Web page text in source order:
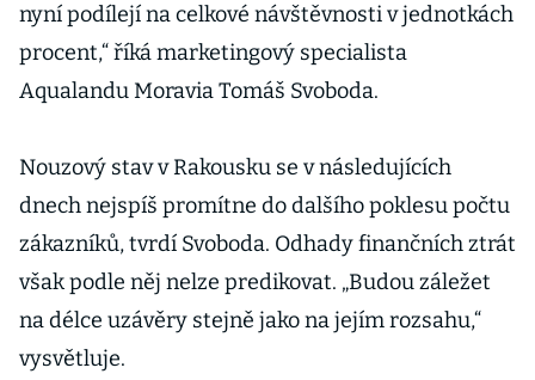
nyní podílejí na celkové návštěvnosti v jednotkách
procent,“ říká marketingový specialista
Aqualandu Moravia Tomáš Svoboda.
Nouzový stav v Rakousku se v následujících
dnech nejspíš promítne do dalšího poklesu počtu
zákazníků, tvrdí Svoboda. Odhady finančních ztrát
však podle něj nelze predikovat. „Budou záležet
na délce uzávěry stejně jako na jejím rozsahu,“
vysvětluje.